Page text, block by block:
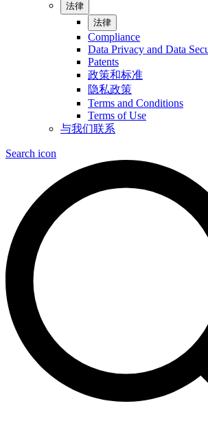
法律
法律
Compliance
Data Privacy and Data
Patents
政策和标准
隐私政策
Terms and Conditions
Terms of Use
与我们联系
Search icon